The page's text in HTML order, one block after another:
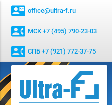
contact_mail office@ultra-f.ru
contact_phone МСК +7 (495) 790-23-03
contact_phone СПБ +7 (921) 772-37-75